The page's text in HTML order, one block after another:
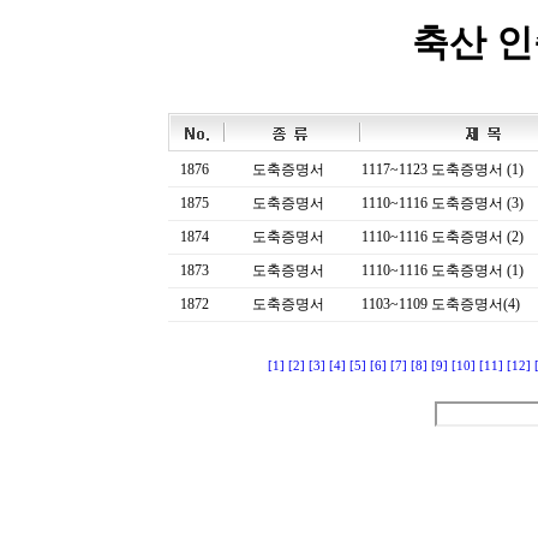
축산
1876 도축증명서
1117~1123 도축증명서 (1)
1875
도축증명서
1110~1116 도축증명서 (3)
1874
도축증명서
1110~1116 도축증명서 (2)
1873
도축증명서
1110~1116 도축증명서 (1)
1872
도축증명서 1103~1109 도축증명서(4)
[1] [2] [3] [4] [5] [6] [7] [8] [9] [10] [11] [12]